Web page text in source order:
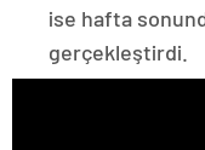
ise hafta
gerçekleştirdi.